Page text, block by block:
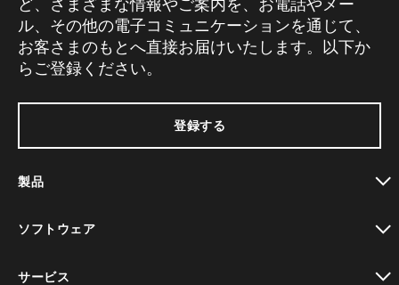
ど、さまざまな情報やご案内を、お電話やメー
ル、その他の電子コミュニケーションを通じて、
お客さまのもとへ直接お届けいたします。以下か
らご登録ください。
登録する
製品
ソフトウェア
サービス